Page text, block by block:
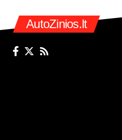
AutoZinios.lt